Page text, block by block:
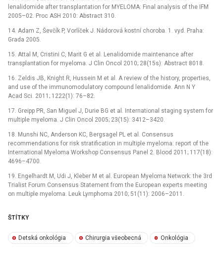
lenalidomide after transplantation for MYELOMA: Final analysis of the IFM
2005–02. Proc ASH 2010: Abstract 310.
14. Adam Z, Ševčík P, Vorlíček J. Nádorová kostní choroba. 1. vyd. Praha:
Grada 2005.
15. Attal M, Cristini C, Marit G et al. Lenalidomide maintenance after
transplantation for myeloma. J Clin Oncol 2010; 28(15s): Abstract 8018.
16. Zeldis JB, Knight R, Hussein M et al. A review of the history, properties,
and use of the immunomodulatory compound lenalidomide. Ann N Y
Acad Sci. 2011; 1222(1): 76–82.
17. Greipp PR, San Miguel J, Durie BG et al. International staging system for
multiple myeloma. J Clin Oncol 2005; 23(15): 3412–3420.
18. Munshi NC, Anderson KC, Bergsagel PL et al. Consensus
recommendations for risk stratification in multiple myeloma: report of the
International Myeloma Workshop Consensus Panel 2. Blood 2011; 117(18):
4696–4700.
19. Engelhardt M, Udi J, Kleber M et al. European Myeloma Network: the 3rd
Trialist Forum Consensus Statement from the European experts meeting
on multiple myeloma. Leuk Lymphoma 2010; 51(11): 2006–2011.
ŠTÍTKY
Detská onkológia Chirurgia všeobecná Onkológia